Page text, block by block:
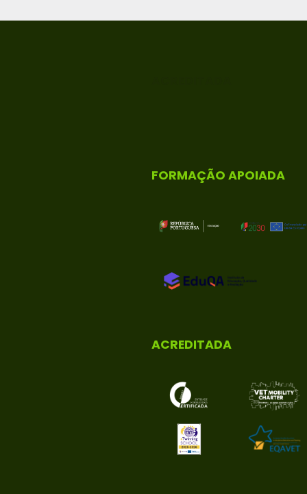
FORMAÇÃO APOIADA
ACREDITADA